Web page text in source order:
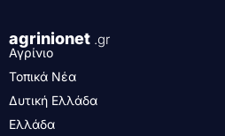
agrinionet .gr
Αγρίνιο
Τοπικά Νέα
Δυτική Ελλάδα
Ελλάδα